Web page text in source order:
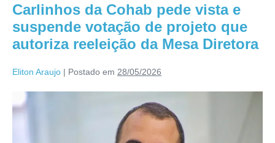
Carlinhos da Cohab pede vista e
suspende votação de projeto que
autoriza reeleição da Mesa Diretora
Eliton Araujo | Postado em 28/05/2026